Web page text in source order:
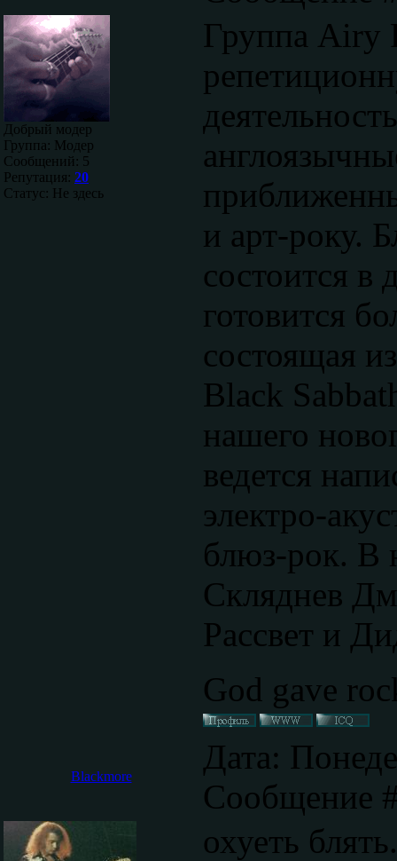
Добрый модер
Группа: Модер
Сообщений: 5
Репутация: 20
Статус: Не здесь
Группа Airy
и арт-року.
состоится в
готовится
состоящая
Black
нашего
ведется
электро-
блюз-рок. В
Скляднев
Рассвет и
God gave
Blackmore
Дата:
Сообщение
охуеть